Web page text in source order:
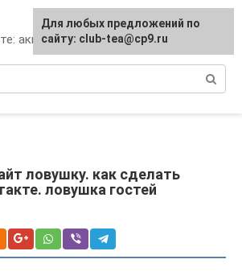
аккаунт, общение, досуг
ловушку. как сделать
ловушка гостей
Для любых предложений по
сайту: club-tea@cp9.ru